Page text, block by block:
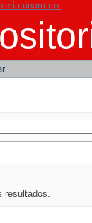
resultados.